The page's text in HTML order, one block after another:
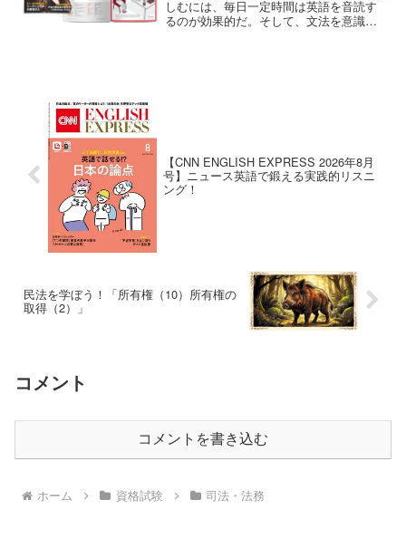
しむには、毎日一定時間は英語を音読す
るのが効果的だ。そして、文法を意識し
【CNN ENGLISH EXPRESS 2026年8月
号】ニュース英語で鍛える実践的リスニ
ング！
民法を学ぼう！「所有権（10）所有権の
取得（2）」
コメント
コメントを書き込む
ホーム 資格試験 司法・法務